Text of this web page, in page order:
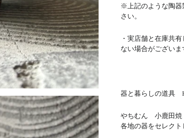
※上記のような陶
さい。
・実店舗と在庫共
ない場合がございま
器と暮らしの道具
やちむん 小鹿田焼
各地の器をセレクト